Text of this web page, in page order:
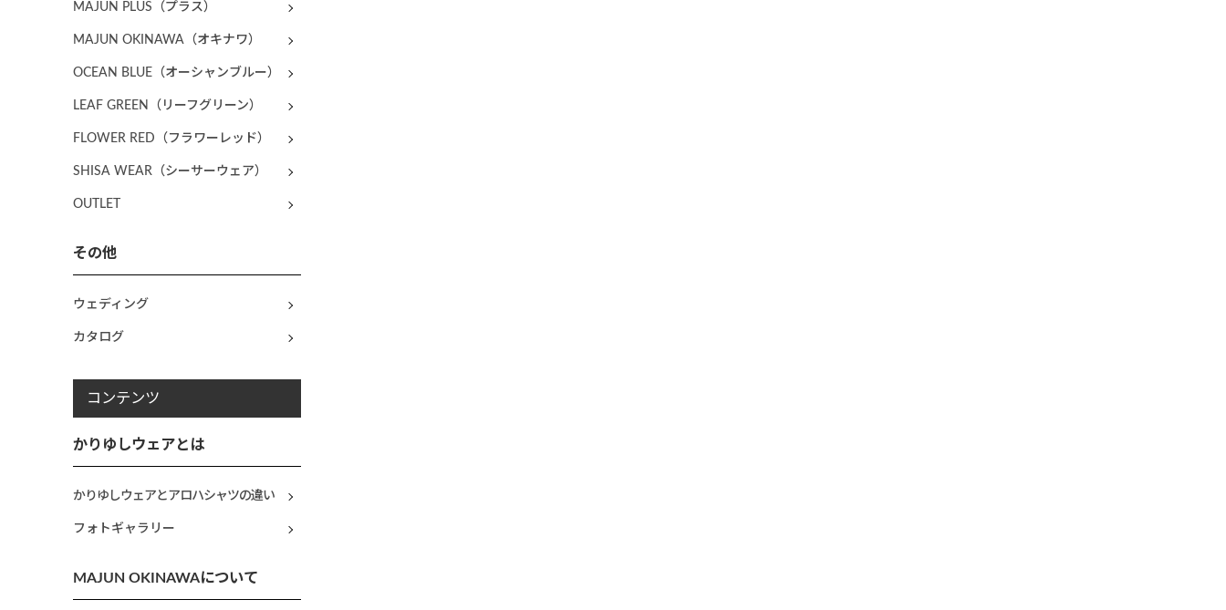
MAJUN PLUS（プラス）
MAJUN OKINAWA（オキナワ）
OCEAN BLUE（オーシャンブルー）
LEAF GREEN（リーフグリーン）
FLOWER RED（フラワーレッド）
SHISA WEAR（シーサーウェア）
OUTLET
その他
ウェディング
カタログ
コンテンツ
かりゆしウェアとは
かりゆしウェアとアロハシャツの違い
フォトギャラリー
MAJUN OKINAWAについて